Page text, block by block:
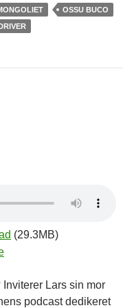
OSSU BUCO
(29.3MB)
Lars sin mor
podcast dedikeret